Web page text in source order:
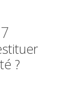
?